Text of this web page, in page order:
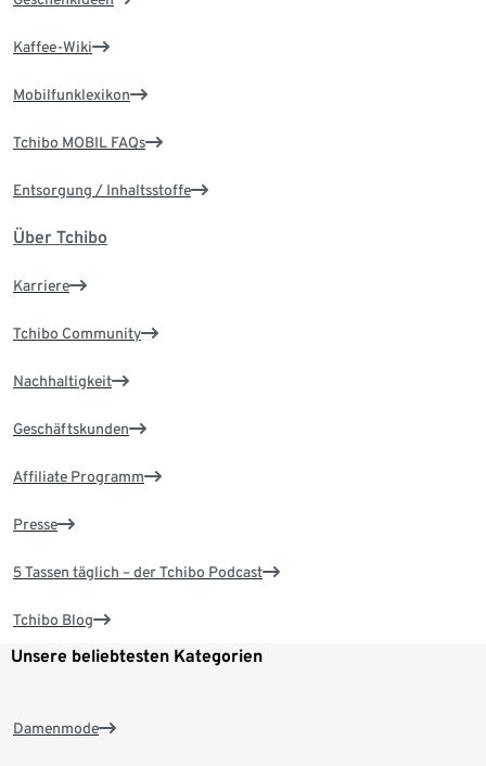
Kaffee-Wiki
Mobilfunklexikon
Tchibo MOBIL FAQs
Entsorgung / Inhaltsstoffe
Über Tchibo
Karriere
Tchibo Community
Nachhaltigkeit
Geschäftskunden
Affiliate Programm
Presse
5 Tassen täglich – der Tchibo Podcast
Tchibo Blog
Unsere beliebtesten Kategorien
Damenmode